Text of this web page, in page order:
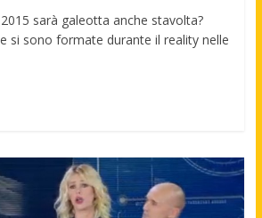
sarà galeotta anche stavolta?
si sono formate durante il reality nelle